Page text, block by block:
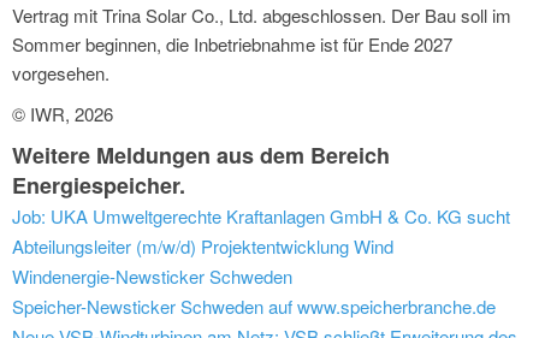
Vertrag mit Trina Solar Co., Ltd. abgeschlossen. Der Bau soll im
Sommer beginnen, die Inbetriebnahme ist für Ende 2027
vorgesehen.
© IWR, 2026
Weitere Meldungen aus dem Bereich
Energiespeicher.
Job: UKA Umweltgerechte Kraftanlagen GmbH & Co. KG sucht
Abteilungsleiter (m/w/d) Projektentwicklung Wind
Windenergie-Newsticker Schweden
Speicher-Newsticker Schweden auf www.speicherbranche.de